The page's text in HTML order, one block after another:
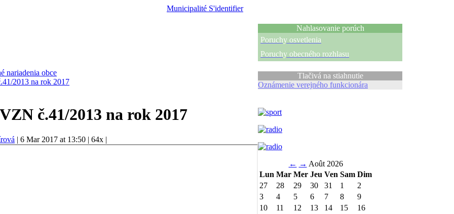
Municipalité S'identifier
nariadenia obce
2013 na rok 2017
č.41/2013 na rok 2017
| 6 Mar 2017 at 13:50 | 64x |
Nahlasovanie porúch
Poruchy osvetlenia
Poruchy obecného rozhlasu
Tlačivá na stiahnutie
Oznámenie verejného funkcionára
← → Août 2026
Lun Mar Mer Jeu Ven Sam Dim
27
28 29 30 31 1
2
3
4 5 6 7 8
9
10
11 12 13 14 15
16